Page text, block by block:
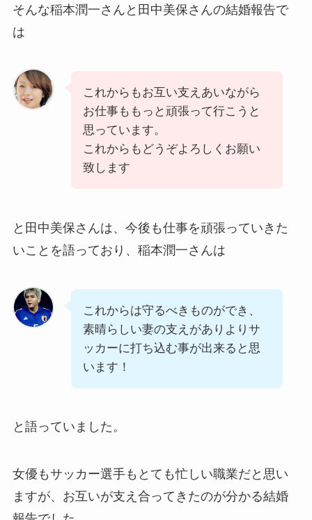
そんな稲本潤一さんと田中美保さんの結婚報告で
は
これからもお互い支えあいながら
お仕事ももっと頑張って行こうと
思っています。
これからもどうぞよろしくお願い
致します
と田中美保さんは、今後も仕事を頑張っていきた
いことを語っており、稲本潤一さんは
これからは守るべきものができ、
素晴らしい妻の支えがありよりサ
ッカーに打ち込む事が出来ると思
います！
と語っていました。
女優もサッカー選手もとても忙しい職業だと思い
ますが、お互いが支え合ってきたのが分かる結婚